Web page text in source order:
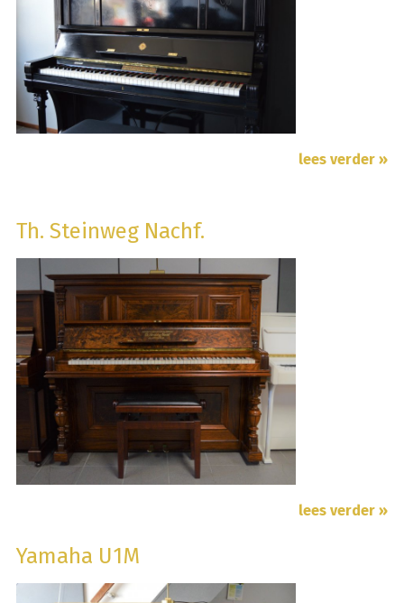
lees verder »
Th. Steinweg Nachf.
lees verder »
Yamaha U1M